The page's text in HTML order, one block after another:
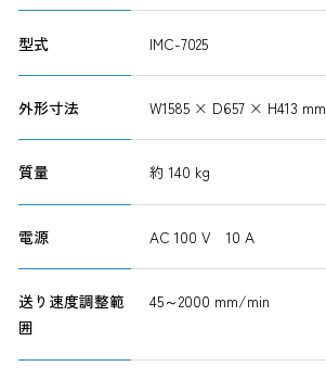
型式 IMC-7025
外形寸法 W1585 × D657 × H413 mm
質量 約 140 kg
電源 AC 100 V 10 A
送り速度調整範
囲
45～2000 mm/min